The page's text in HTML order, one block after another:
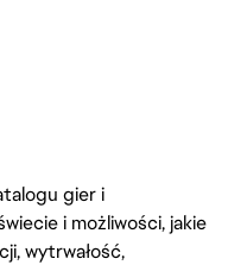
gier i
i możliwości, jakie
wytrwałość,